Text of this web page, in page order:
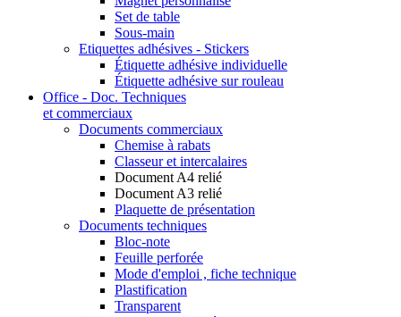
Set de table
Sous-main
Etiquettes adhésives - Stickers
Étiquette adhésive individuelle
Étiquette adhésive sur rouleau
Office - Doc. Techniques
et commerciaux
Documents commerciaux
Chemise à rabats
Classeur et intercalaires
Document A4 relié
Document A3 relié
Plaquette de présentation
Documents techniques
Bloc-note
Feuille perforée
Mode d'emploi , fiche technique
Plastification
Transparent